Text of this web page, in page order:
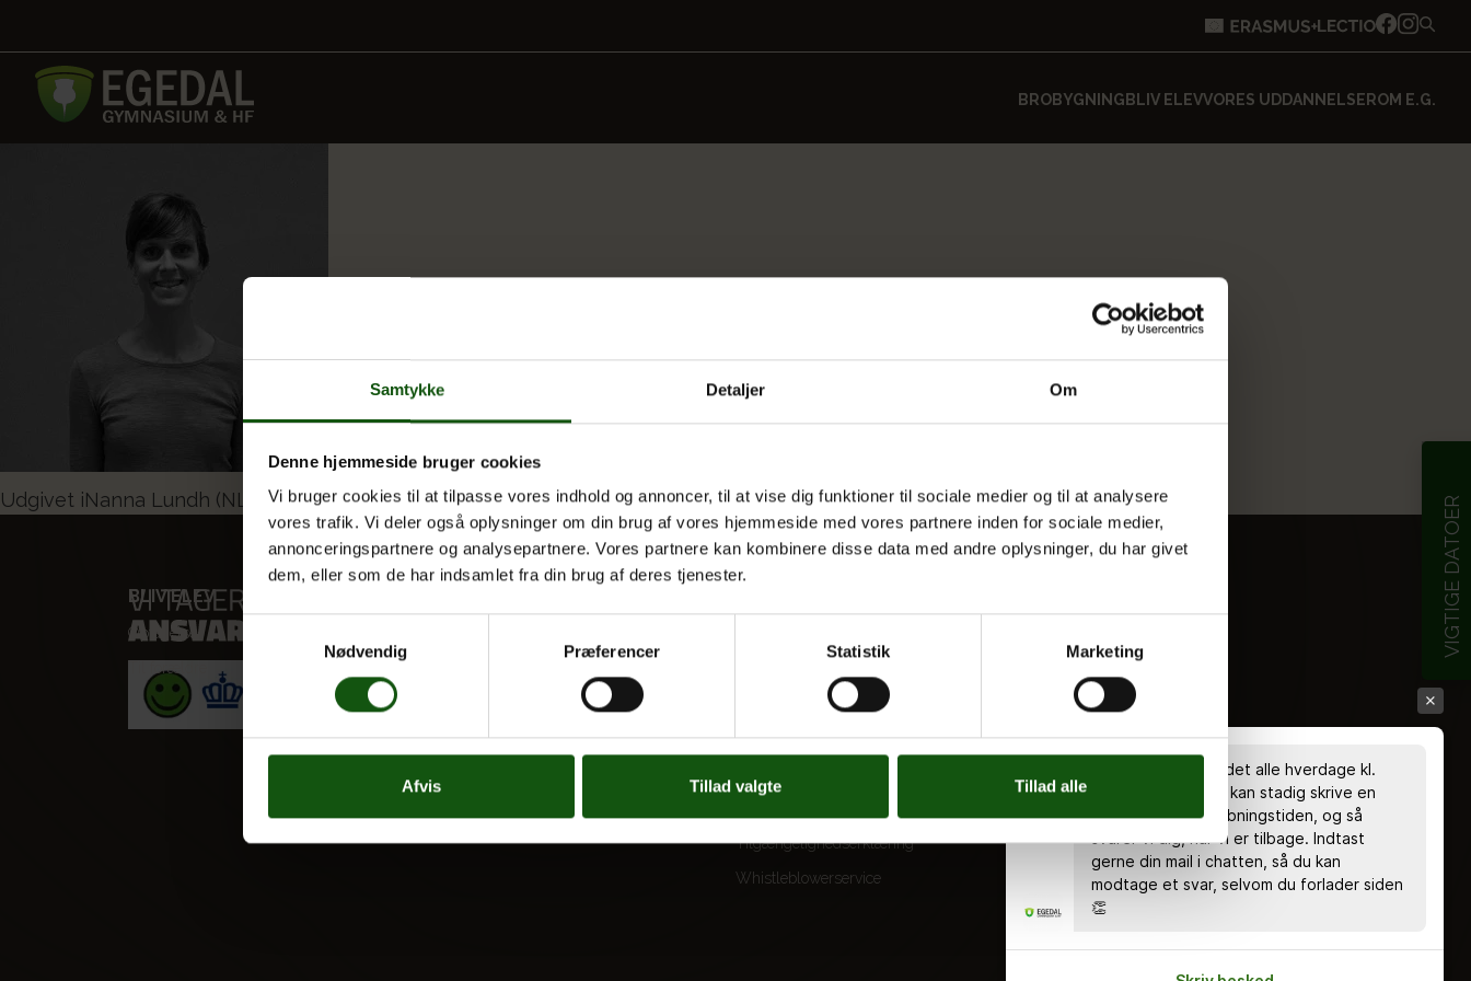
Samtykke Detaljer Om
Denne hjemmeside bruger cookies
Vi bruger cookies til at tilpasse vores indhold og annoncer, til at vise dig funktioner til sociale medier og til at analysere
vores trafik. Vi deler også oplysninger om din brug af vores hjemmeside med vores partnere inden for sociale medier,
annonceringspartnere og analysepartnere. Vores partnere kan kombinere disse data med andre oplysninger, du har givet
dem, eller som de har indsamlet fra din brug af deres tjenester.
Samtykkevalg
Nødvendig
Præferencer Statistik Marketing
Afvis Tillad valgte Tillad alle
BROBYGNING BLIV ELEVVORES UDDANNELSEROM E.G.
VIGTIGE DATOER
Indlægsnavigation
Udgivet iNanna Lundh (NL)
BLIV ELEV
Optagelse
Til forældre
E.G. Historisk
Tilgængelighedserklæring
Whistleblowerservice
Chatten er bemandet alle hverdage kl.
8.00 - 18.00 🤗 Du kan stadig skrive en
besked uden for åbningstiden, og så
svarer vi dig, når vi er tilbage. Indtast
gerne din mail i chatten, så du kan
modtage et svar, selvom du forlader siden
👏